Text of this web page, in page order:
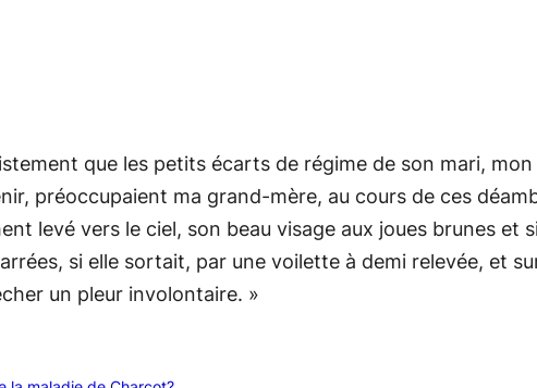
que les petits écarts de régime de son mari,
préoccupaient ma grand-mère, au cours de ces
levé vers le ciel, son beau visage aux joues brunes et
si elle sortait, par une voilette à demi relevée, et
un pleur involontaire. »